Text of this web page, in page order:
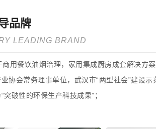
品牌
LEADING BRAND
商用餐饮油烟治理，家用集成厨房成套解决方
协会常务理事单位，武汉市“两型社会”建设
突破性的环保生产科技成果”；